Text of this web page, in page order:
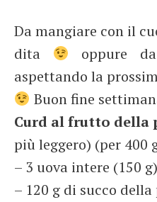
Da mangiare con il
dita
oppure
aspettando la
Buon fine
Curd al frutto della
più leggero) (per 400
– 3 uova intere (150 g)
– 120 g di succo